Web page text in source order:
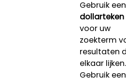
Gebruik een
voor uw
zoekterm
resultaten
elkaar lijken.
Gebruik een